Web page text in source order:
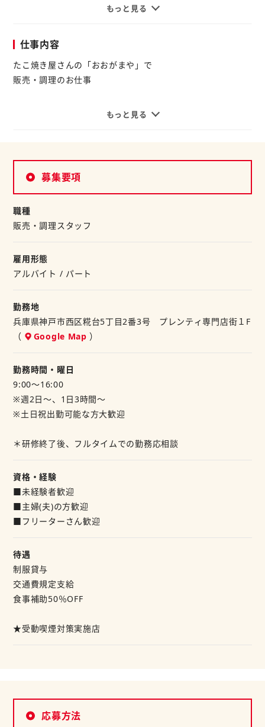
【シフトは相談OK♪】
あなたの都合に合わせて無理なく働けます☆
Wワークでガッツリ勤務
隙間時間にささっと勤務
お子さんが帰ってくるまで
などなど、シフトはご相談くださいね。
幅広い業態を運営しています。
もし他の業態にもご興味があればご相談くださいね！
※M&Sフードサービス㈱は「和食さと」や「にぎり長次郎」
展開するSRSホールディングスグループの中核企業です。
もっと見る
仕事内容
たこ焼き屋さんの「おおがまや」で
販売・調理のお仕事
イチから丁寧にお教えしますので、
具体的には…
お願いします。
両立して無理なく働けますよ☆
・未経験者歓迎
・週2日～OK
お待ちしております！
もっと見る
募集要項
職種
販売・調理スタッフ
雇用形態
アルバイト / パート
勤務地
兵庫県神戸市西区糀台5丁目2番3号 プレンティ専門店街１F
（
Google Map ）
勤務時間・曜日
9:00～16:00
※週2日～、1日3時間～
※土日祝出勤可能な方大歓迎
＊研修終了後、フルタイムでの勤務応相談
資格・経験
■未経験者歓迎
■主婦(夫)の方歓迎
■フリーターさん歓迎
待遇
制服貸与
交通費規定支給
食事補助50％OFF
★受動喫煙対策実施店
応募方法